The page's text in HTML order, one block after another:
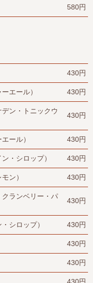
580円
430円
エール） 430円
ン・トニックウ
430円
ール） 430円
・シロップ） 430円
ン） 430円
ランベリー・パ
430円
シロップ） 430円
430円
430円